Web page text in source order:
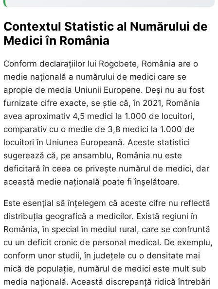
Contextul Statistic al Numărului de
Medici în România
Conform declarațiilor lui Rogobete, România are o
medie națională a numărului de medici care se
apropie de media Uniunii Europene. Deși nu au fost
furnizate cifre exacte, se știe că, în 2021, România
avea aproximativ 4,5 medici la 1.000 de locuitori,
comparativ cu o medie de 3,8 medici la 1.000 de
locuitori în Uniunea Europeană. Aceste statistici
sugerează că, pe ansamblu, România nu este
deficitară în ceea ce privește numărul de medici, dar
această medie națională poate fi înșelătoare.
Este esențial să înțelegem că aceste cifre nu reflectă
distribuția geografică a medicilor. Există regiuni în
România, în special în mediul rural, care se confruntă
cu un deficit cronic de personal medical. De exemplu,
conform unor studii, în județele cu o densitate mai
mică de populație, numărul de medici este mult sub
media națională. Această discrepanță ridică întrebări